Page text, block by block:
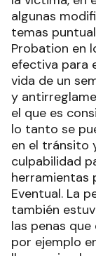
algunas
temas
Probation en
efectiva para
vida de un
y
el que es
lo tanto se
en el tránsito
culpabilidad
herramientas
Eventual. La
también
las penas
por ejemplo